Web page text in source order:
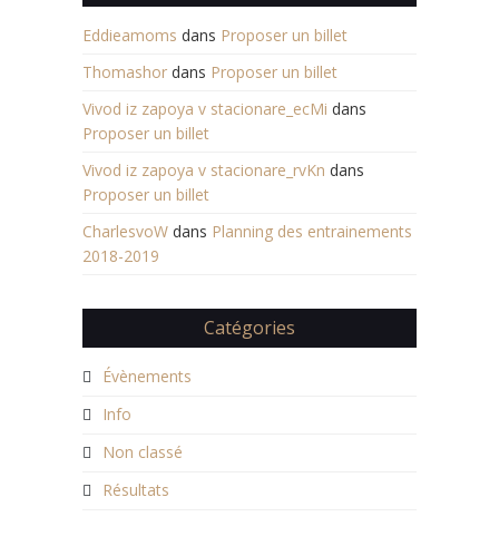
Eddieamoms dans Proposer un billet
Thomashor dans Proposer un billet
Vivod iz zapoya v stacionare_ecMi dans
Proposer un billet
Vivod iz zapoya v stacionare_rvKn dans
Proposer un billet
CharlesvoW dans Planning des entrainements
2018-2019
Catégories
Évènements
Info
Non classé
Résultats